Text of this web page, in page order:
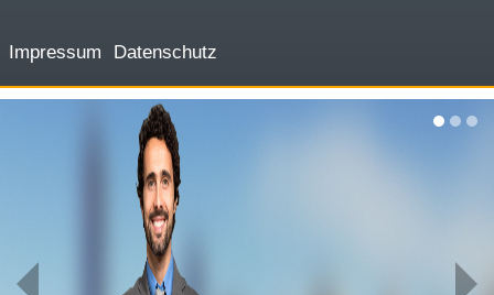
Impressum Datenschutz